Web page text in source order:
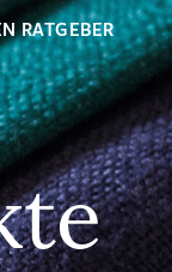
RATGEBER